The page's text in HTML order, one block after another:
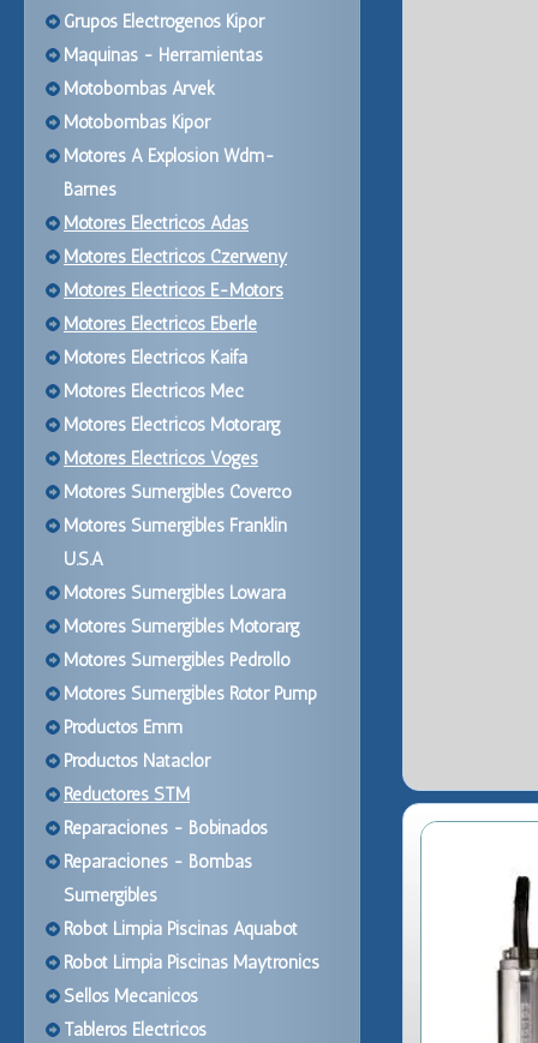
Grupos Electrogenos Kipor
Maquinas - Herramientas
Motobombas Arvek
Motobombas Kipor
Motores A Explosion Wdm-
Barnes
Motores Electricos Adas
Motores Electricos Czerweny
Motores Electricos E-Motors
Motores Electricos Eberle
Motores Electricos Kaifa
Motores Electricos Mec
Motores Electricos Motorarg
Motores Electricos Voges
Motores Sumergibles Coverco
Motores Sumergibles Franklin
U.S.A
Motores Sumergibles Lowara
Motores Sumergibles Motorarg
Motores Sumergibles Pedrollo
Motores Sumergibles Rotor Pump
Productos Emm
Productos Nataclor
Reductores STM
Reparaciones - Bobinados
Reparaciones - Bombas
Sumergibles
Robot Limpia Piscinas Aquabot
Robot Limpia Piscinas Maytronics
Sellos Mecanicos
Tableros Electricos